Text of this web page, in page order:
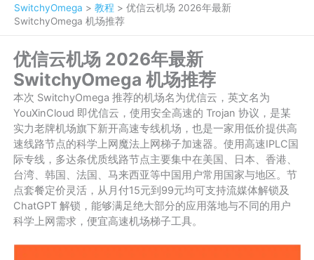
SwitchyOmega > 教程 > 优信云机场 2026年最新
SwitchyOmega 机场推荐
优信云机场 2026年最新
SwitchyOmega 机场推荐
本次 SwitchyOmega 推荐的机场名为优信云，英文名为
YouXinCloud 即优信云，使用安全高速的 Trojan 协议，是某
实力老牌机场旗下新开高速专线机场，也是一家用低价提供高
速线路节点的科学上网魔法上网梯子加速器。使用高速IPLC国
际专线，多达条优质线路节点主要集中在美国、日本、香港、
台湾、韩国、法国、马来西亚等中国用户常用国家与地区。节
点套餐定价灵活，从月付15元到99元均可支持流媒体解锁及
ChatGPT 解锁，能够满足绝大部分的应用落地与不同的用户
科学上网需求，便宜高速机场梯子工具。